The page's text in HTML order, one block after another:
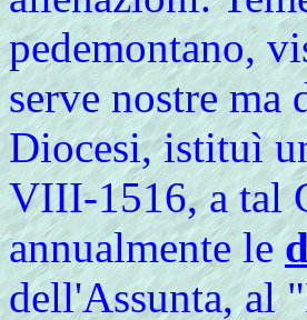
pedemontano,
serve nostre
Diocesi, istituì
VIII-1516, a tal
annualmente le
dell'Assunta, al